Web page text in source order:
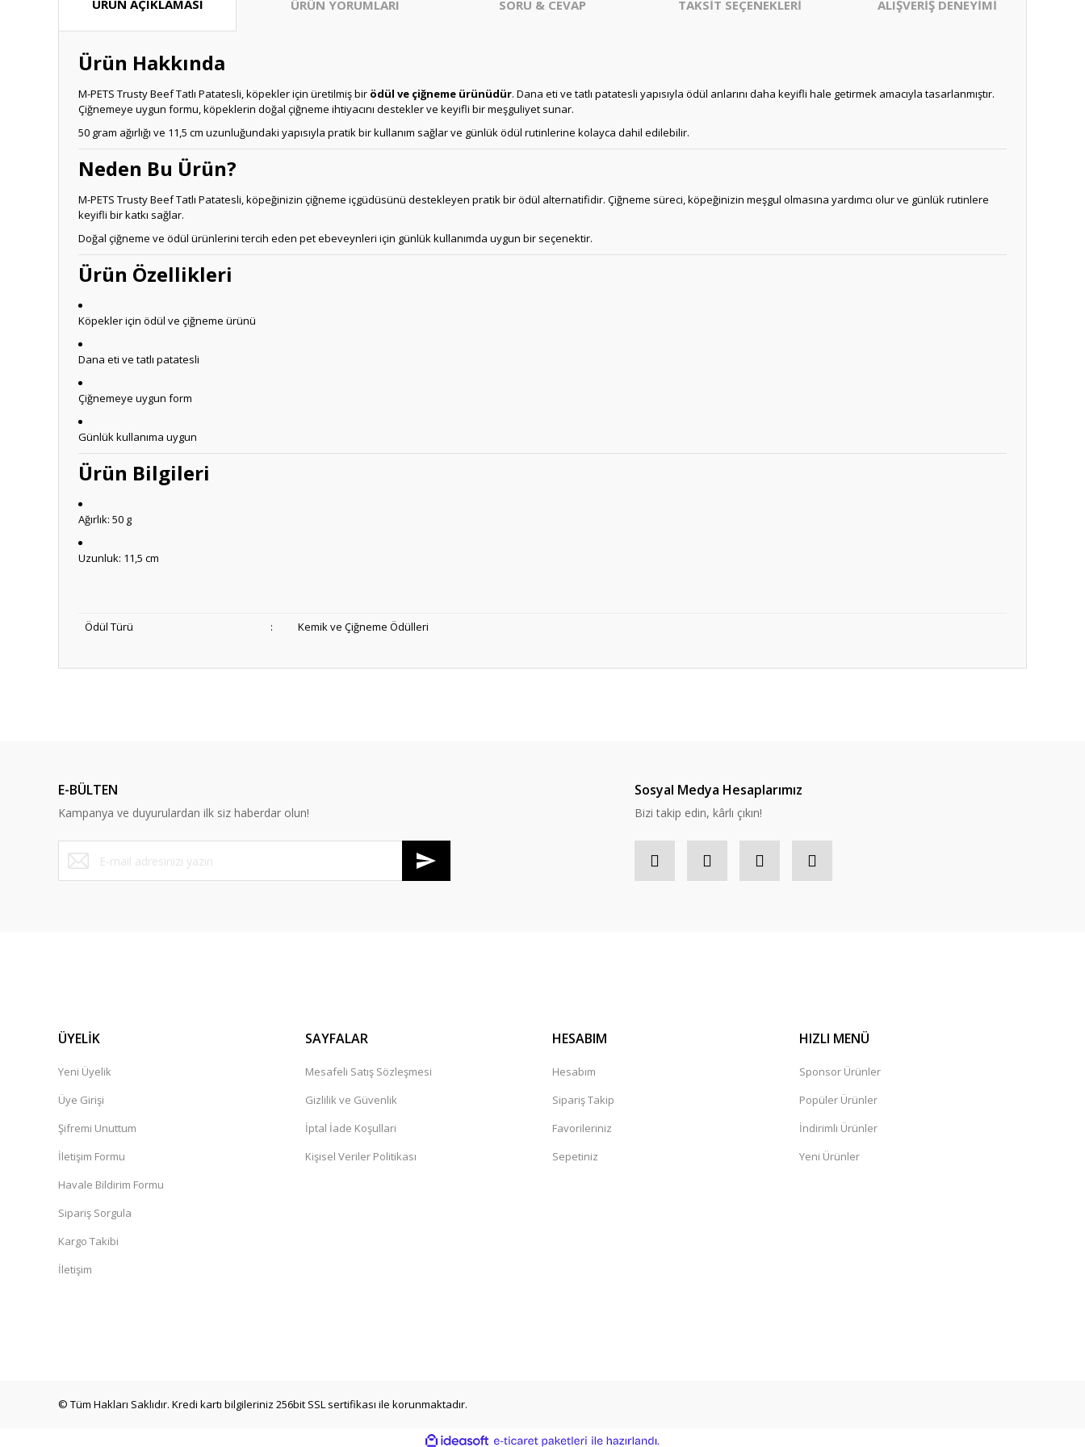
ÜRÜN AÇIKLAMASI ÜRÜN YORUMLARI SORU & CEVAP TAKSİT SEÇENEKLERİ ALIŞVERİŞ DENEYİMİ
Ürün Hakkında
M-PETS Trusty Beef Tatlı Patatesli, köpekler için üretilmiş bir ödül ve çiğneme ürünüdür. Dana eti ve tatlı patatesli yapısıyla ödül anlarını daha keyifli hale getirmek amacıyla tasarlanmıştır.
Çiğnemeye uygun formu, köpeklerin doğal çiğneme ihtiyacını destekler ve keyifli bir meşguliyet sunar.
50 gram ağırlığı ve 11,5 cm uzunluğundaki yapısıyla pratik bir kullanım sağlar ve günlük ödül rutinlerine kolayca dahil edilebilir.
Neden Bu Ürün?
M-PETS Trusty Beef Tatlı Patatesli, köpeğinizin çiğneme içgüdüsünü destekleyen pratik bir ödül alternatifidir. Çiğneme süreci, köpeğinizin meşgul olmasına yardımcı olur ve günlük rutinlere
keyifli bir katkı sağlar.
Doğal çiğneme ve ödül ürünlerini tercih eden pet ebeveynleri için günlük kullanımda uygun bir seçenektir.
Ürün Özellikleri
Köpekler için ödül ve çiğneme ürünü
Dana eti ve tatlı patatesli
Çiğnemeye uygun form
Günlük kullanıma uygun
Ürün Bilgileri
Ağırlık: 50 g
Uzunluk: 11,5 cm
Ödül Türü : Kemik ve Çiğneme Ödülleri
Y... A... | 10/09/2023
Deneyimini Paylaş
E-BÜLTEN
Kampanya ve duyurulardan ilk siz haberdar olun!
Sosyal Medya Hesaplarımız
Bizi takip edin, kârlı çıkın!
ÜYELİK
Yeni Üyelik
Üye Girişi
Şifremi Unuttum
İletişim Formu
Havale Bildirim Formu
Sipariş Sorgula
Kargo Takibi
İletişim
SAYFALAR
Mesafeli Satış Sözleşmesi
Gizlilik ve Güvenlik
İptal İade Koşullari
Kişisel Veriler Politikası
HESABIM
Hesabım
Sipariş Takip
Favorileriniz
Sepetiniz
HIZLI MENÜ
Sponsor Ürünler
Popüler Ürünler
İndirimli Ürünler
Yeni Ürünler
© Tüm Hakları Saklıdır. Kredi kartı bilgileriniz 256bit SSL sertifikası ile korunmaktadır.
ideasoft e-